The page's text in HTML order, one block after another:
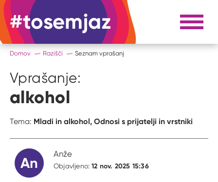
#tosemjaz #to sem jaz Razpri
Domov Razišči Seznam vprašanj
Vprašanje:
alkohol
Tema: Mladi in alkohol, Odnosi s prijatelji in vrstniki
An
Anže
Objavljeno:12 nov. 2025 15:36